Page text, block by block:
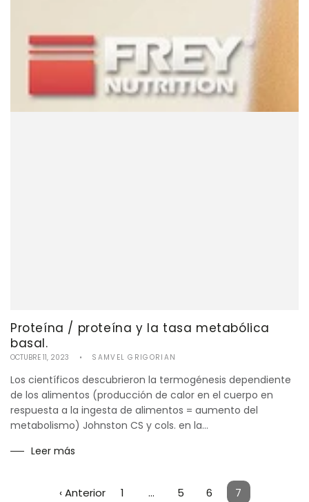
Proteína / proteína y la tasa metabólica
basal.
OCTUBRE 11, 2023 SAMVEL GRIGORIAN
Los científicos descubrieron la termogénesis dependiente
de los alimentos (producción de calor en el cuerpo en
respuesta a la ingesta de alimentos = aumento del
metabolismo) Johnston CS y cols. en la...
Leer más
‹ Anterior 1 … 5 6 7